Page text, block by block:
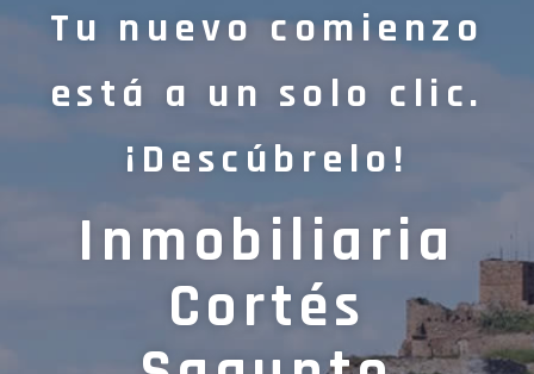
Tu nuevo comienzo
está a un solo clic.
¡Descúbrelo!
Inmobiliaria
Cortés